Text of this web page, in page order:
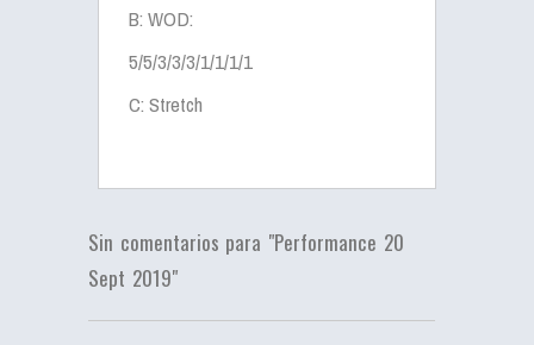
B: WOD:
5/5/3/3/3/1/1/1/1
C: Stretch
Sin comentarios para "Performance 20
Sept 2019"